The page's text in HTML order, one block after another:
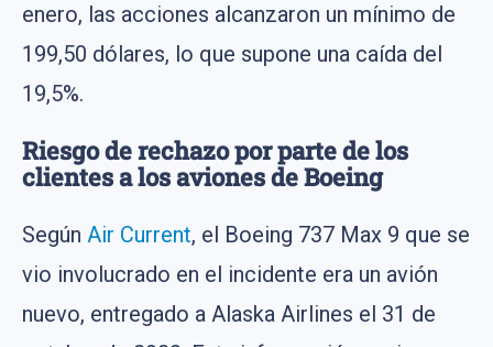
enero, las acciones alcanzaron un mínimo de
199,50 dólares, lo que supone una caída del
19,5%.
Riesgo de rechazo por parte de los
clientes a los aviones de Boeing
Según Air Current, el Boeing 737 Max 9 que se
vio involucrado en el incidente era un avión
nuevo, entregado a Alaska Airlines el 31 de